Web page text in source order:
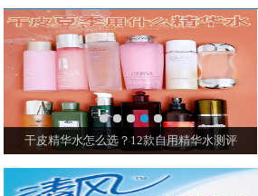
西班牙王后这么瘦还有肌肉？穿小白裙抬手二